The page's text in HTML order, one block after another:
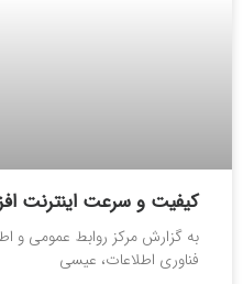
کیفیت و سرعت اینترنت
به گزارش مرکز روابط عمومی و
فناوری اطلاعات، عیسی